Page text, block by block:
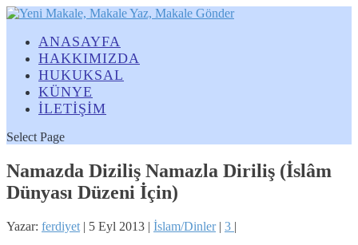
ANASAYFA
HAKKIMIZDA
HUKUKSAL
KÜNYE
İLETİŞİM
Select Page
Namazda Diziliş Namazla Diriliş (İslâm
Dünyası Düzeni İçin)
Yazar: ferdiyet | 5 Eyl 2013 | İslam/Dinler| 3 |